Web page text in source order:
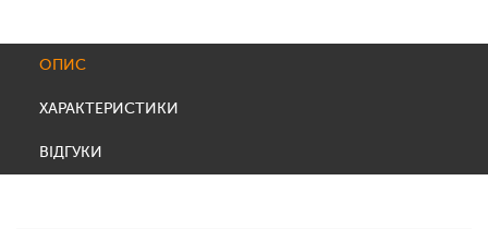
ОПИС
ХАРАКТЕРИСТИКИ
ВІДГУКИ